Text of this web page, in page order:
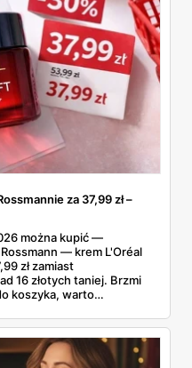
za 37,99 zł –
można kupić —
— krem L'Oréal
zł zamiast
16 złotych taniej. Brzmi
koszyka, warto
40+.
opakowany zwykły